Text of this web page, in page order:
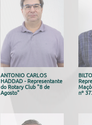
ANTONIO CARLOS
HADDAD - Representante
do Rotary Club "8 de
Agosto"
nº